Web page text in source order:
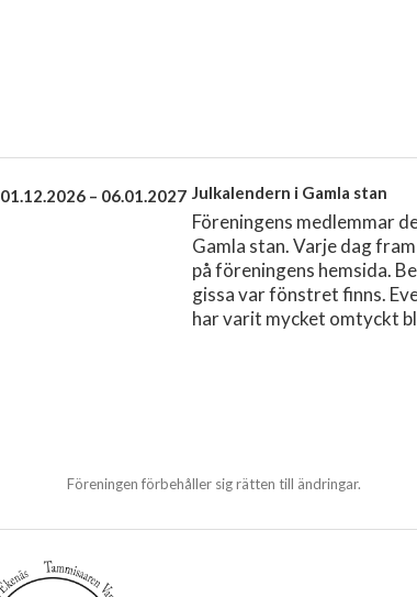
01.12.2026 – 06.01.2027 Julkalendern i Gamla stan
Föreningens medlemmar
Gamla stan. Varje dag
på föreningens hemsida.
gissa var fönstret finns.
har varit mycket omtyckt
Föreningen förbehåller sig rätten till ändringar.